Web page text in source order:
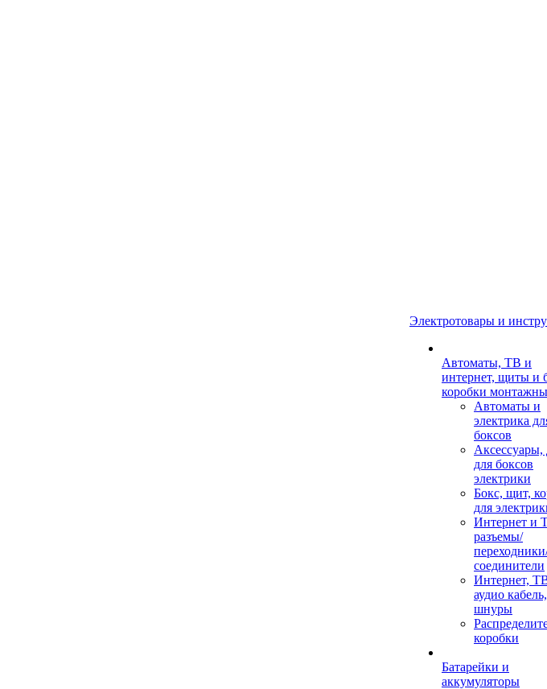
Электротовары и
Автоматы, ТВ и
интернет, щиты и
коробки
Автоматы и
электрика
боксов
для боксов
электрики
Бокс, щит,
для
Интернет и
разъемы/
соединители
Интернет,
аудио кабель,
шнуры
коробки
Батарейки и
аккумуляторы